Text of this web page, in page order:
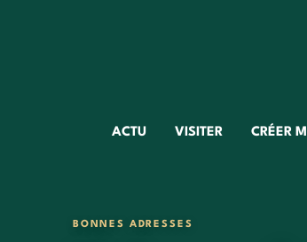
ACTU VISITER CRÉER
BONNES ADRESSES